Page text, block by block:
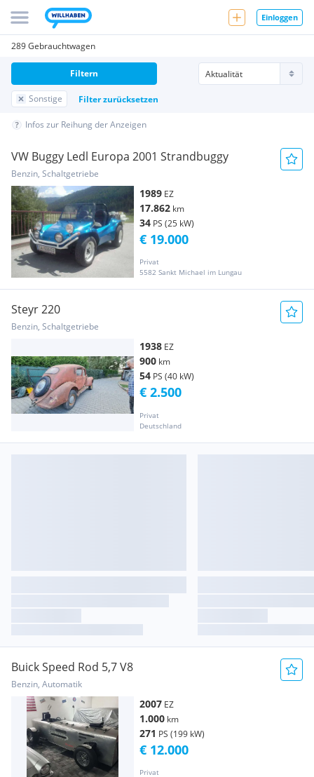
Einloggen
289 Gebrauchtwagen
Sonstige Filter zurücksetzen
Filtern
Infos zur Reihung der Anzeigen
VW Buggy Ledl Europa 2001 Strandbuggy
Benzin, Schaltgetriebe
1989 EZ
17.862 km
34 PS (25 kW)
Privat
5582 Sankt Michael im Lungau
€ 19.000
Steyr 220
Benzin, Schaltgetriebe
1938 EZ
900 km
54 PS (40 kW)
Privat
Deutschland
€ 2.500
Buick Speed Rod 5,7 V8
Benzin, Automatik
2007 EZ
1.000 km
271 PS (199 kW)
Privat
€ 12.000